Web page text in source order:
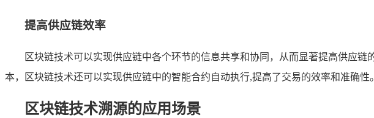
提高供应链效率
区块链技术可以实现供应链中各个环节的信息共享和协同，从而显著提高供应
本，区块链技术还可以实现供应链中的智能合约自动执行,提高了交易的效率和准确性。
区块链技术溯源的应用场景